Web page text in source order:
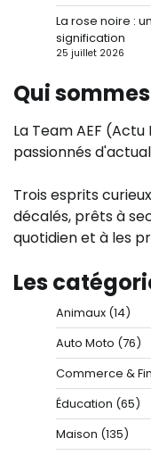
La rose noire :
signification
25 juillet 2026
Qui
La Team AEF
passionnés
Trois esprits
décalés, prêts à
quotidien et à les
Les
Animaux (14)
Auto Moto (76)
Commerce &
Éducation (65)
Maison (135)